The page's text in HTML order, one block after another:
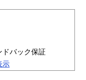
バック保証
示